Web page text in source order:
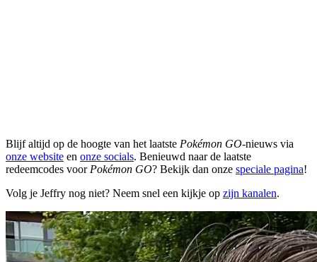
Blijf altijd op de hoogte van het laatste Pokémon GO-nieuws via
onze website en onze socials. Benieuwd naar de laatste
redeemcodes voor Pokémon GO? Bekijk dan onze speciale pagina!
Volg je Jeffry nog niet? Neem snel een kijkje op zijn kanalen.